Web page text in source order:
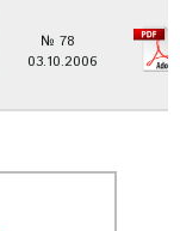
№ 78
03.10.2006